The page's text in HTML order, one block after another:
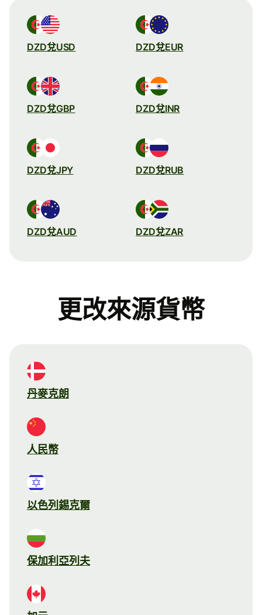
DZD兌USD DZD兌EUR
DZD兌GBP DZD兌INR
DZD兌JPY DZD兌RUB
DZD兌AUD DZD兌ZAR
更改來源貨幣
丹麥克朗
人民幣
以色列錫克爾
保加利亞列夫